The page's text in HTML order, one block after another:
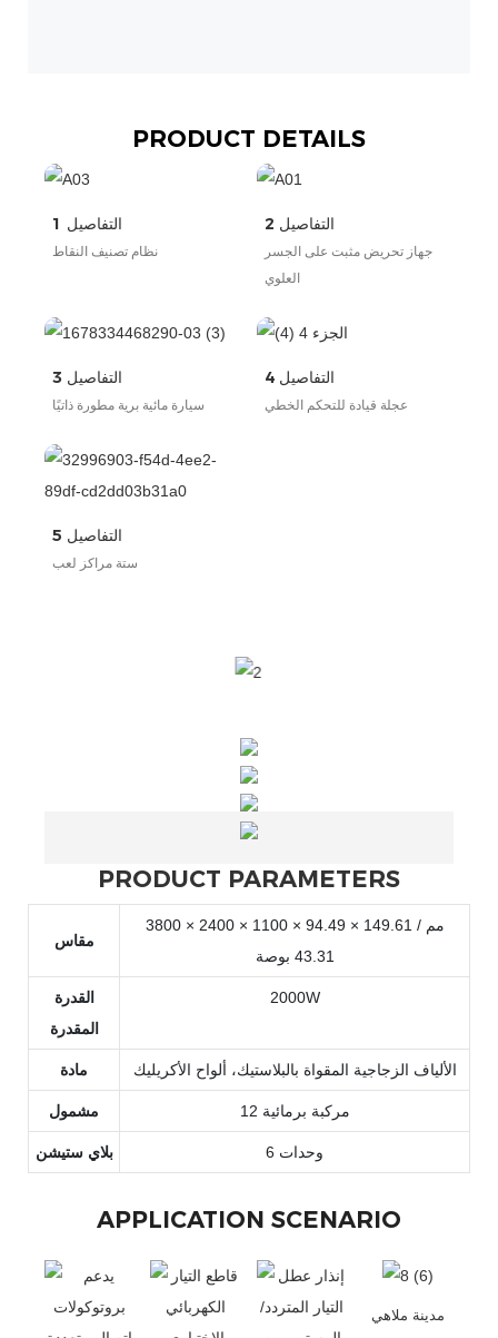
PRODUCT DETAILS
التفاصيل 1
نظام تصنيف النقاط
التفاصيل 2
جهاز تحريض مثبت على الجسر
العلوي
التفاصيل 3
سيارة مائية برية مطورة ذاتيًا
التفاصيل 4
عجلة قيادة للتحكم الخطي
التفاصيل 5
ستة مراكز لعب
PRODUCT PARAMETERS
مقاس
3800 × 2400 × 1100 مم / 149.61 × 94.49 ×
43.31 بوصة
القدرة
المقدرة
2000W
مادة الألياف الزجاجية المقواة بالبلاستيك، ألواح الأكريليك
مشمول 12 مركبة برمائية
بلاي ستيشن 6 وحدات
APPLICATION SCENARIO
مدينة ملاهي